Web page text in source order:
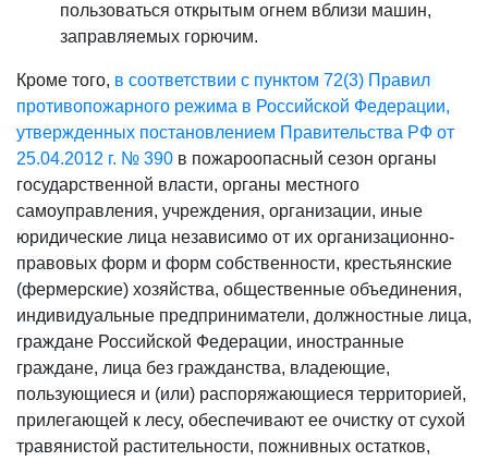
пользоваться открытым огнем вблизи машин,
заправляемых горючим.
Кроме того, в соответствии с пунктом 72(3) Правил
противопожарного режима в Российской Федерации,
утвержденных постановлением Правительства РФ от
25.04.2012 г. № 390 в пожароопасный сезон органы
государственной власти, органы местного
самоуправления, учреждения, организации, иные
юридические лица независимо от их организационно-
правовых форм и форм собственности, крестьянские
(фермерские) хозяйства, общественные объединения,
индивидуальные предприниматели, должностные лица,
граждане Российской Федерации, иностранные
граждане, лица без гражданства, владеющие,
пользующиеся и (или) распоряжающиеся территорией,
прилегающей к лесу, обеспечивают ее очистку от сухой
травянистой растительности, пожнивных остатков,